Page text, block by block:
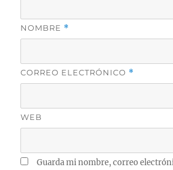
NOMBRE *
CORREO ELECTRÓNICO *
WEB
Guarda mi nombre, correo